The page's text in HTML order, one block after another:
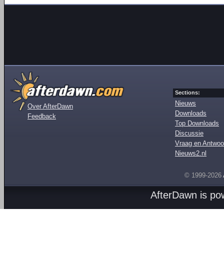
Over AfterDawn
Feedback
Sections:
Nieuws
Downloads
Top Downloads
Discussie
Vraag en
Nieuws2.nl
© 1999-2026
AfterDawn is